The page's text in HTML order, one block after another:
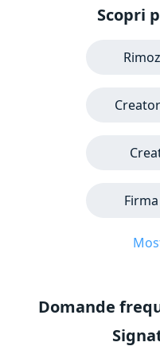
Scopri
Domande